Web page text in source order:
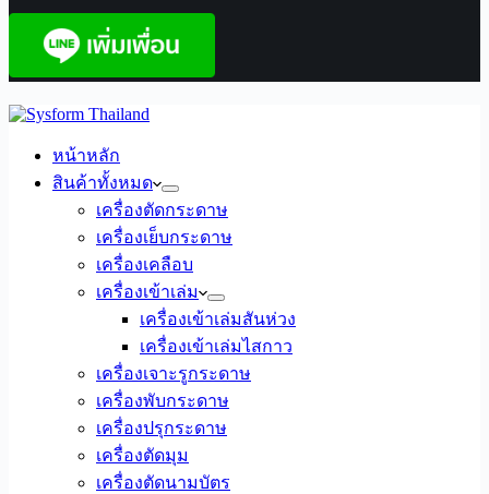
หน้าหลัก
สินค้าทั้งหมด
เครื่องตัดกระดาษ
เครื่องเย็บกระดาษ
เครื่องเคลือบ
เครื่องเข้าเล่ม
เครื่องเข้าเล่มสันห่วง
เครื่องเข้าเล่มไสกาว
เครื่องเจาะรูกระดาษ
เครื่องพับกระดาษ
เครื่องปรุกระดาษ
เครื่องตัดมุม
เครื่องตัดนามบัตร